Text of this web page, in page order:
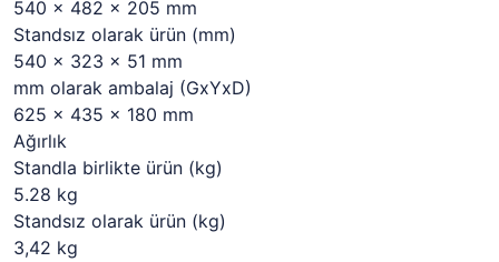
540 x 482 x 205 mm
Standsız olarak ürün (mm)
540 x 323 x 51 mm
mm olarak ambalaj (GxYxD)
625 x 435 x 180 mm
Ağırlık
Standla birlikte ürün (kg)
5.28 kg
Standsız olarak ürün (kg)
3,42 kg